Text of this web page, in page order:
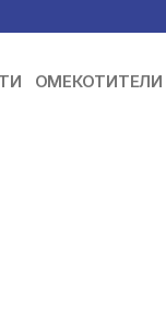
ОМЕКОТИТЕЛИ